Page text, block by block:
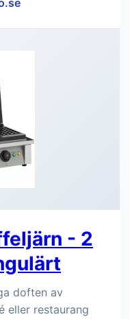
- 2
doften av
eller restaurang